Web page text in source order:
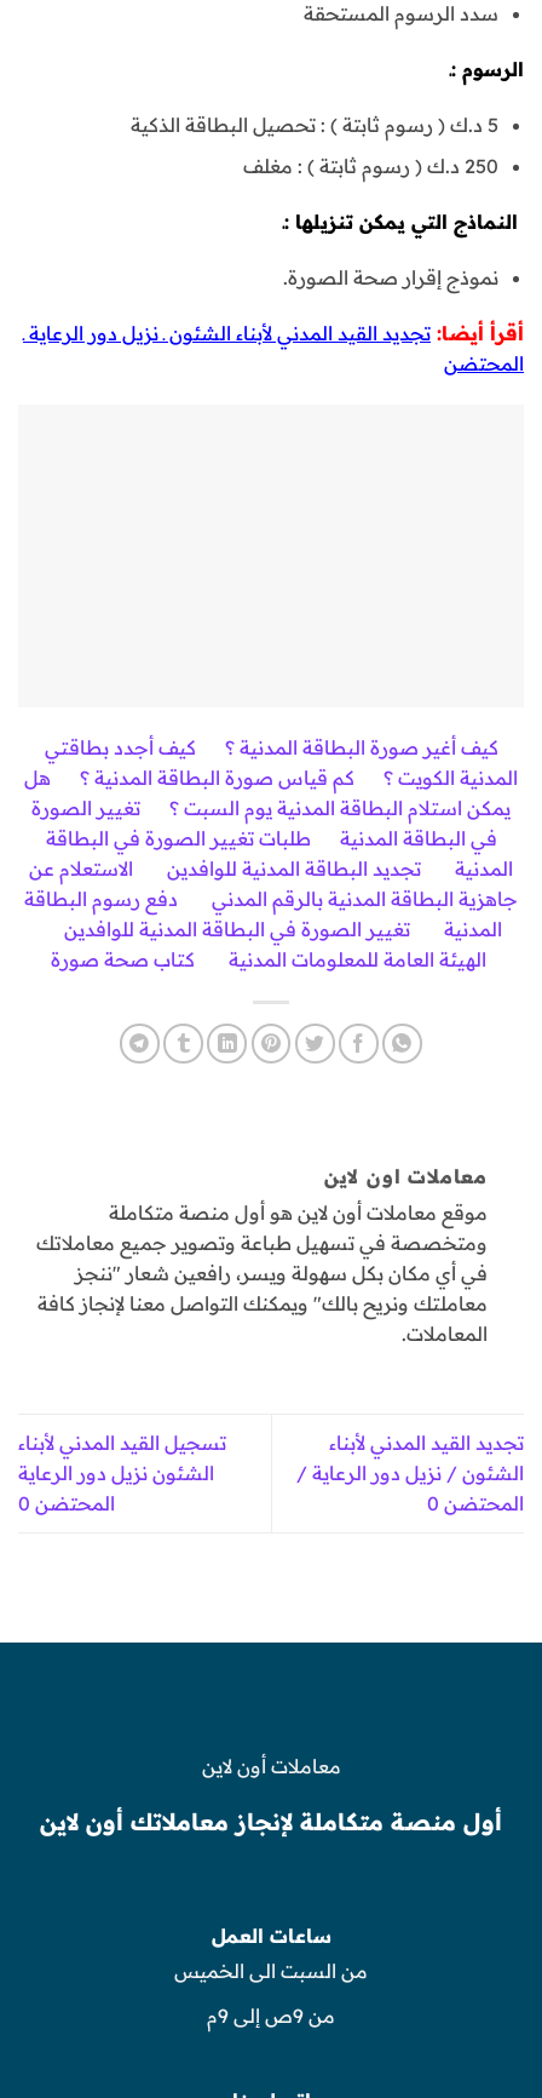
سدد الرسوم المستحقة
الرسوم :ـ
5 د.ك ( رسوم ثابتة ) : تحصيل البطاقة الذكية
250 د.ك ( رسوم ثابتة ) : مغلف
النماذج التي يمكن تنزيلها :ـ
نموذج إقرار صحة الصورة.
أقرأ أيضا: تجديد القيد المدني لأبناء الشئون ـ نزيل دور الرعاية ـ
المحتضن
كيف أغير صورة البطاقة المدنية ؟
كيف أجدد بطاقتي
المدنية الكويت ؟
كم قياس صورة البطاقة المدنية ؟
هل
يمكن استلام البطاقة المدنية يوم السبت ؟
تغيير الصورة
في البطاقة المدنية
طلبات تغيير الصورة في البطاقة
المدنية
تجديد البطاقة المدنية للوافدين
الاستعلام عن
جاهزية البطاقة المدنية بالرقم المدني
دفع رسوم البطاقة
المدنية
تغيير الصورة في البطاقة المدنية للوافدين
الهيئة العامة للمعلومات المدنية
كتاب صحة صورة
معاملات اون لاين
موقع معاملات أون لاين هو أول منصة متكاملة
ومتخصصة في تسهيل طباعة وتصوير جميع معاملاتك
في أي مكان بكل سهولة ويسر، رافعين شعار "ننجز
معاملتك ونريح بالك" ويمكنك التواصل معنا لإنجاز كافة
المعاملات.
تجديد القيد المدني لأبناء
الشئون / نزيل دور الرعاية /
المحتضن 0
تسجيل القيد المدني لأبناء
الشئون نزيل دور الرعاية
المحتضن 0
معاملات أون لاين
أول منصة متكاملة لإنجاز معاملاتك أون لاين
ساعات العمل
من السبت الى الخميس
من 9ص إلى 9م